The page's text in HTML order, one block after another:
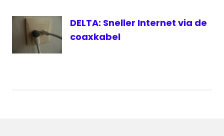
DELTA: Sneller Internet via de
coaxkabel